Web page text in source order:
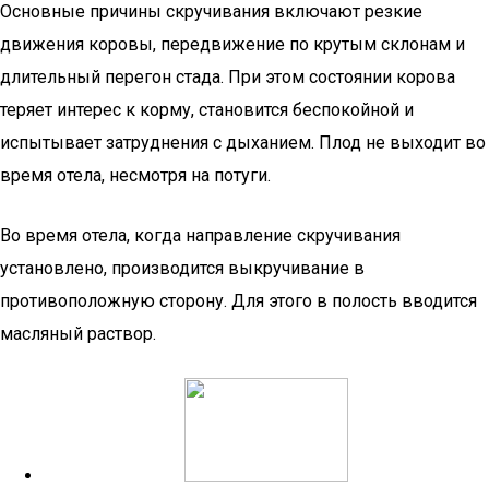
Основные причины скручивания включают резкие
движения коровы, передвижение по крутым склонам и
длительный перегон стада. При этом состоянии корова
теряет интерес к корму, становится беспокойной и
испытывает затруднения с дыханием. Плод не выходит во
время отела, несмотря на потуги.
Во время отела, когда направление скручивания
установлено, производится выкручивание в
противоположную сторону. Для этого в полость вводится
масляный раствор.